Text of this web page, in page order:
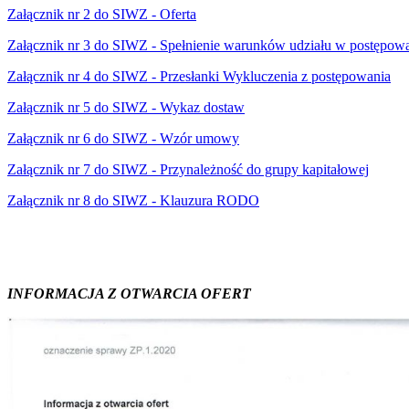
Załącznik nr 2 do SIWZ - Oferta
Załącznik nr 3 do SIWZ - Spełnienie warunków udziału w
Załącznik nr 4 do SIWZ - Przesłanki Wykluczenia z postępowania
Załącznik nr 5 do SIWZ - Wykaz dostaw
Załącznik nr 6 do SIWZ - Wzór umowy
Załącznik nr 7 do SIWZ - Przynależność do grupy kapitałowej
Załącznik nr 8 do SIWZ - Klauzura RODO
INFORMACJA Z OTWARCIA OFERT